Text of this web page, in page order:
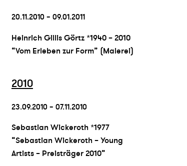
20.11.2010 – 09.01.2011
Heinrich Gillis Görtz *1940 – 2010
“Vom Erleben zur Form” (Malerei)
2010
23.09.2010 – 07.11.2010
Sebastian Wickeroth *1977
“Sebastian Wickeroth – Young
Artists – Preisträger 2010”